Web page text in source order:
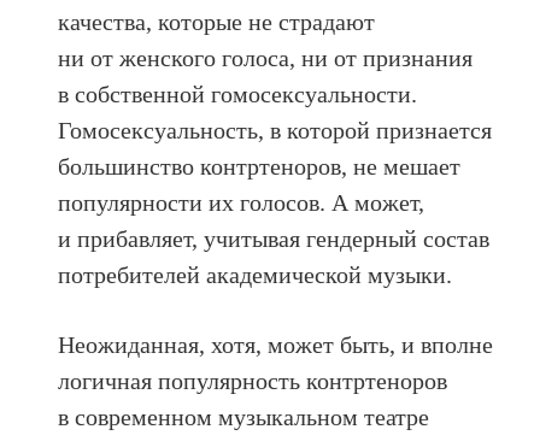
качества, которые не страдают
ни от женского голоса, ни от признания
в собственной гомосексуальности.
Гомосексуальность, в которой признается
большинство контртеноров, не мешает
популярности их голосов. А может,
и прибавляет, учитывая гендерный состав
потребителей академической музыки.
Неожиданная, хотя, может быть, и вполне
логичная популярность контртеноров
в современном музыкальном театре